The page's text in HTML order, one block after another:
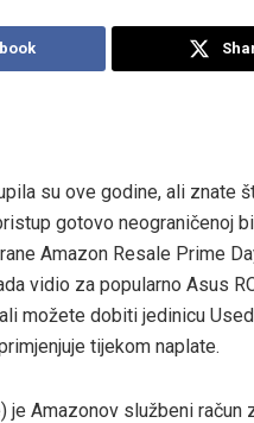
su ove godine, ali znate
gotovo neograničenoj
Amazon Resale Prime
vidio za popularno Asus
možete dobiti jedinicu
tijekom naplate.
Amazonov službeni račun